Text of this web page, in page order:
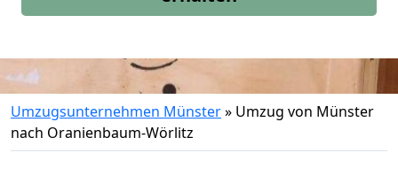
Umzugsunternehmen Münster» Umzug von Münster
nach Oranienbaum-Wörlitz